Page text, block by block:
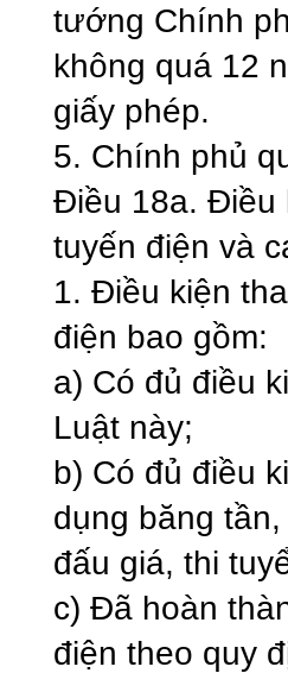
tướng Chính
không quá 12
giấy phép.
5. Chính phủ
Điều 18a. Điều
tuyến điện và
1. Điều kiện
điện bao gồm:
a) Có đủ điều
Luật này;
b) Có đủ điều
dụng băng
đấu giá, thi
c) Đã hoàn
điện theo quy